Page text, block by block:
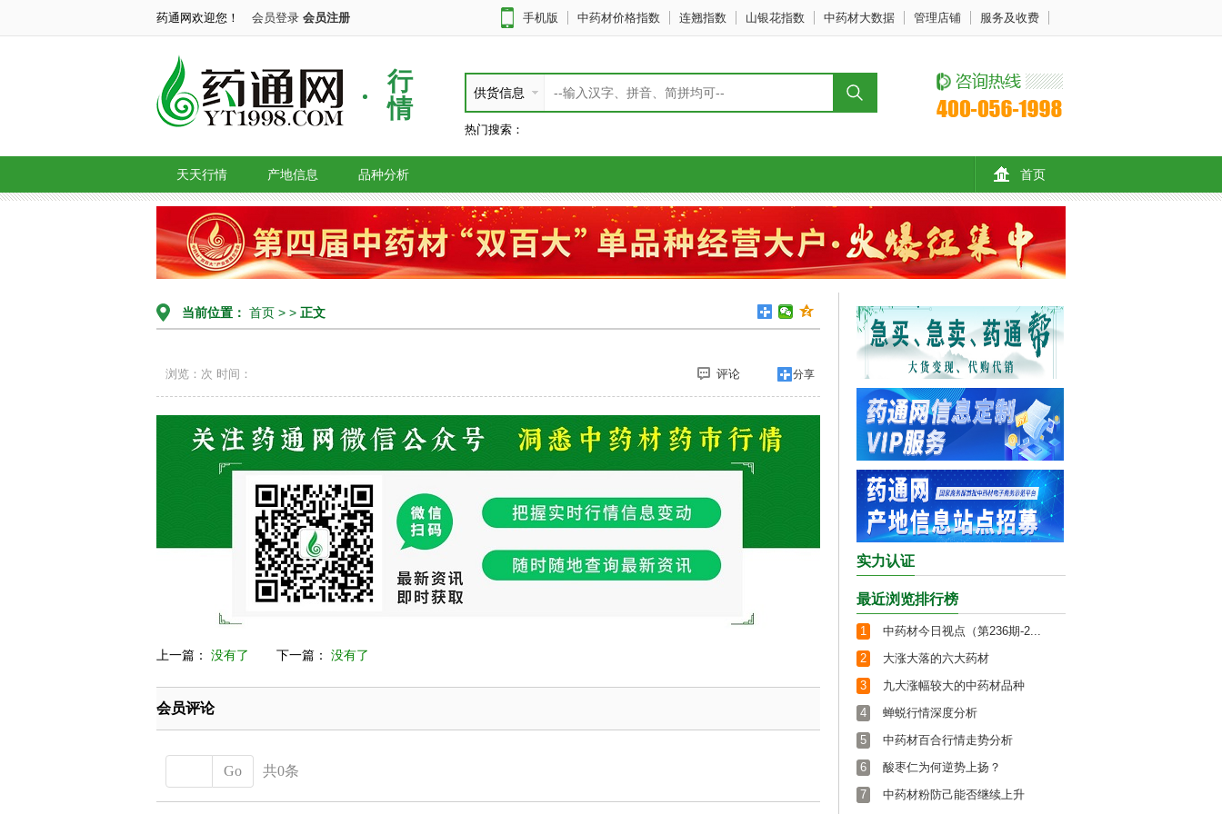
药通网欢迎您！ 会员登录 会员注册 手机版 中药材价格指数 连翘指数 山银花指数 中药材大数据 管理店铺 服务及收费
行
情
供货信息
热门搜索：
首页
天天行情 产地信息 品种分析
当前位置： 首页 > > 正文
浏览：次 时间： 评论 分享
上一篇： 没有了 下一篇： 没有了
会员评论
Go 共0条
实力认证
最近浏览排行榜
1
中药材今日视点（第236期-2...
2
大涨大落的六大药材
3
九大涨幅较大的中药材品种
4
蝉蜕行情深度分析
5
中药材百合行情走势分析
6
酸枣仁为何逆势上扬？
7
中药材粉防己能否继续上升